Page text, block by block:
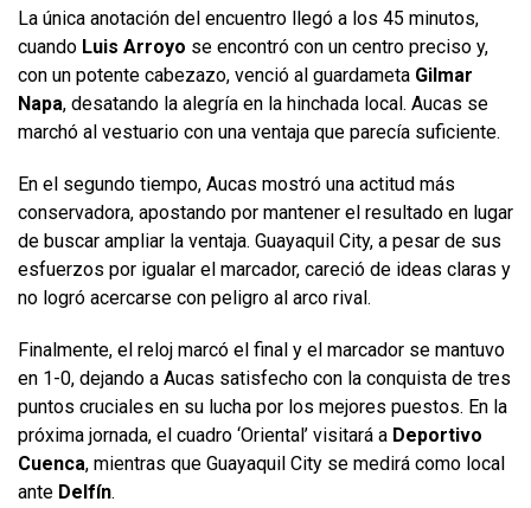
La única anotación del encuentro llegó a los 45 minutos,
cuando Luis Arroyo se encontró con un centro preciso y,
con un potente cabezazo, venció al guardameta Gilmar
Napa, desatando la alegría en la hinchada local. Aucas se
marchó al vestuario con una ventaja que parecía suficiente.
En el segundo tiempo, Aucas mostró una actitud más
conservadora, apostando por mantener el resultado en lugar
de buscar ampliar la ventaja. Guayaquil City, a pesar de sus
esfuerzos por igualar el marcador, careció de ideas claras y
no logró acercarse con peligro al arco rival.
Finalmente, el reloj marcó el final y el marcador se mantuvo
en 1-0, dejando a Aucas satisfecho con la conquista de tres
puntos cruciales en su lucha por los mejores puestos. En la
próxima jornada, el cuadro ‘Oriental’ visitará a Deportivo
Cuenca, mientras que Guayaquil City se medirá como local
ante Delfín.